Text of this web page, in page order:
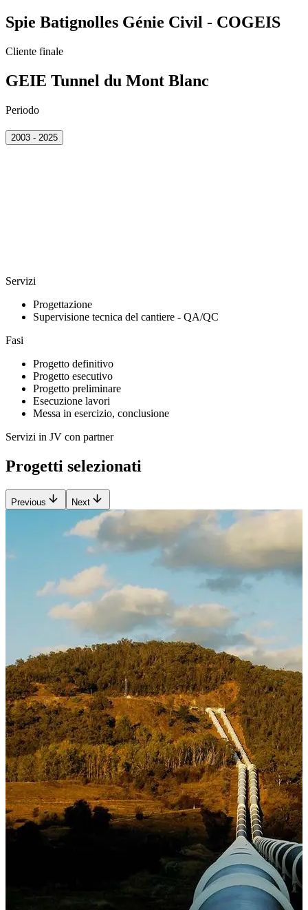
Spie Batignolles Génie Civil - COGEIS
Cliente finale
GEIE Tunnel du Mont Blanc
Periodo
2003 - 2025
Servizi
Progettazione
Supervisione tecnica del cantiere - QA/QC
Fasi
Progetto definitivo
Progetto esecutivo
Progetto preliminare
Esecuzione lavori
Messa in esercizio, conclusione
Servizi in JV con partner
Progetti selezionati
Previous Next